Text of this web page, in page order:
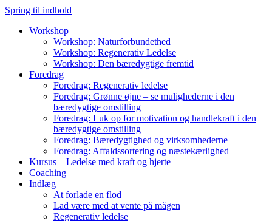
Spring til indhold
Workshop
Workshop: Naturforbundethed
Workshop: Regenerativ Ledelse
Workshop: Den bæredygtige fremtid
Foredrag
Foredrag: Regenerativ ledelse
Foredrag: Grønne øjne – se mulighederne i den
bæredygtige omstilling
Foredrag: Luk op for motivation og handlekraft i den
bæredygtige omstilling
Foredrag: Bæredygtighed og virksomhederne
Foredrag: Affaldssortering og næstekærlighed
Kursus – Ledelse med kraft og hjerte
Coaching
Indlæg
At forlade en flod
Lad være med at vente på mågen
Regenerativ ledelse